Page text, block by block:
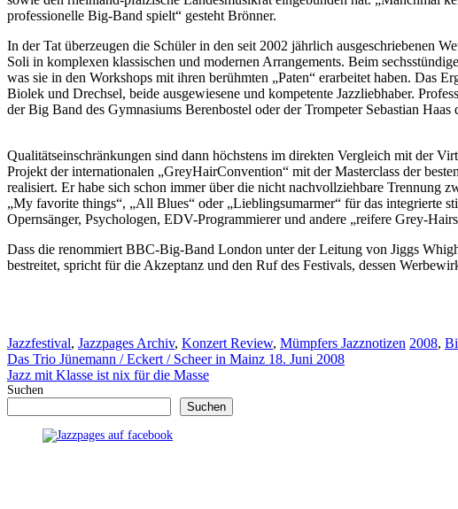
professionelle Big-Band spielt“ gesteht Brönner.
In der Tat überzeugen die Schüler in den seit 2002 jährlich ausgeschriebenen
Soli in komplexen klassischen und modernen Arrangements. Beim
was sie in den Workshops mit ihren berühmten „Paten“ erarbeitet haben. Das
Biolek und Drechsel, beide ausgewiesene und kompetente Jazzliebhaber.
der Big Band des Gymnasiums Berenbostel oder der Trompeter Sebastian
Qualitätseinschränkungen sind dann höchstens im direkten Vergleich mit der
Projekt der internationalen „GreyHairConvention“ mit der Masterclass der
realisiert. Er habe sich schon immer über die nicht nachvollziehbare Trennung
„My favorite things“, „All Blues“ oder „Lieblingsumarmer“ für das integrierte
Opernsänger, Psychologen, EDV-Programmierer und andere „reifere Grey-
Dass die renommiert BBC-Big-Band London unter der Leitung von Jiggs
bestreitet, spricht für die Akzeptanz und den Ruf des Festivals, dessen
Kategorien
Jazzfestival, Jazzpages Archiv, Konzert Review, Mümpfers Jazznotizen 2008,
Das Trio Jünemann / Eckert / Scheer in Mainz 18. Juni 2008
Jazz mit Klasse ist nix für die Masse
Suchen
Suchen